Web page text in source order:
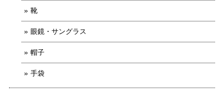
靴
眼鏡・サングラス
帽子
手袋